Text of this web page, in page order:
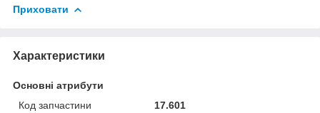
Приховати
Характеристики
Основні атрибути
Код запчастини
17.601